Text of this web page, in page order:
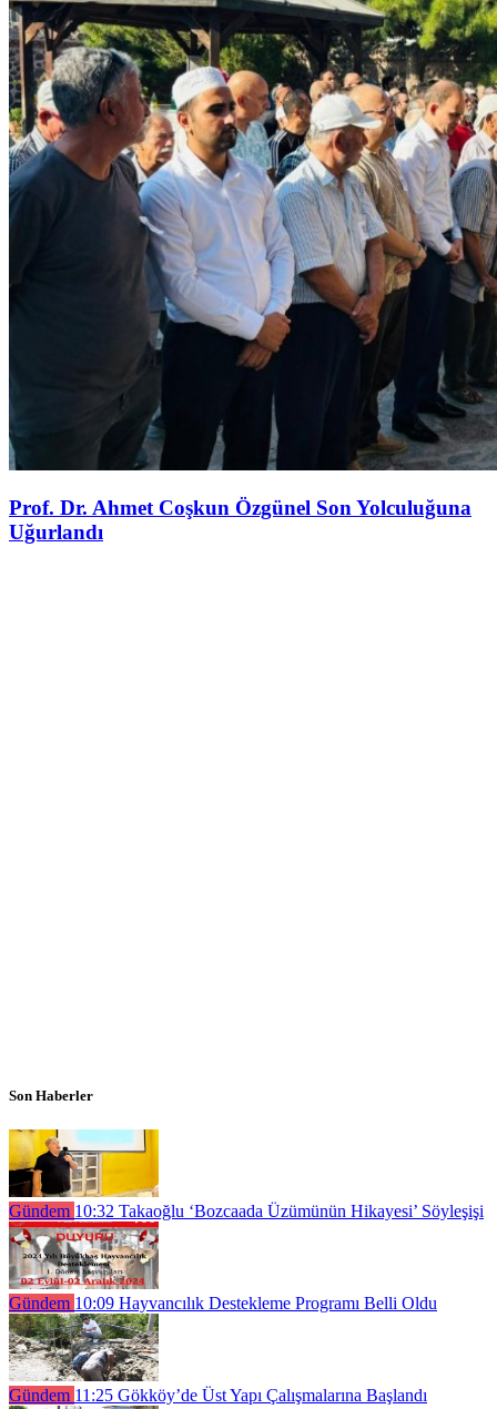
Prof. Dr. Ahmet Coşkun Özgünel Son Yolculuğuna
Uğurlandı
Son Haberler
Gündem 10:32 Takaoğlu ‘Bozcaada Üzümünün Hikayesi’ Söyleşişi
Gündem 10:09 Hayvancılık Destekleme Programı Belli Oldu
Gündem 11:25 Gökköy’de Üst Yapı Çalışmalarına Başlandı